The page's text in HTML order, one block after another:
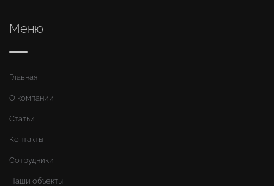
Меню
Главная
О компании
Статьи
Контакты
Сотрудники
Наши объекты